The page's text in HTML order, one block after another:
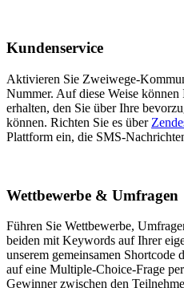
Kundenservice
Aktivieren Sie Zweiwege-
Nummer. Auf diese Weise
erhalten, den Sie über Ihre
können. Richten Sie es über
Plattform ein, die SMS-
Wettbewerbe & Umfragen
Führen Sie Wettbewerbe,
beiden mit Keywords auf Ihrer
unserem gemeinsamen
auf eine Multiple-Choice-Frage
Gewinner zwischen den